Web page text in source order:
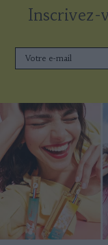
Inscrivez-